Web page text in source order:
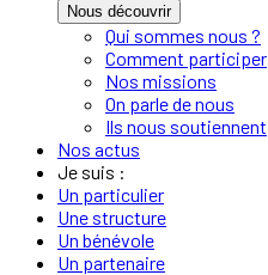
Nous découvrir
Qui sommes nous ?
Comment participer
Nos missions
On parle de nous
Ils nous soutiennent
Nos actus
Je suis :
Un particulier
Une structure
Un bénévole
Un partenaire